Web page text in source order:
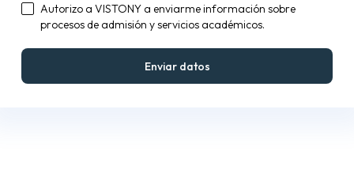
Autorizo a VISTONY a enviarme información sobre
procesos de admisión y servicios académicos.